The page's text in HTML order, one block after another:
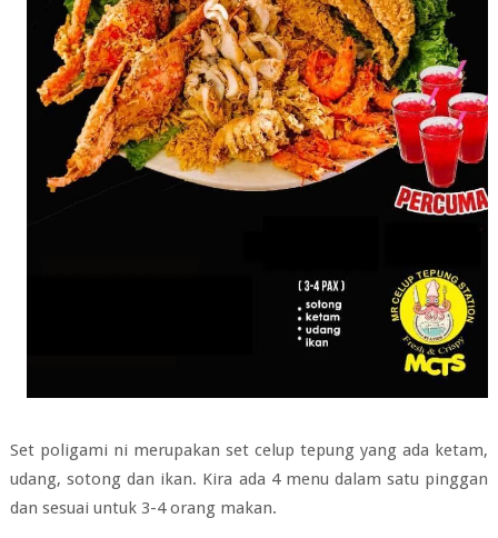
Set poligami ni merupakan set celup tepung yang ada ketam,
udang, sotong dan ikan. Kira ada 4 menu dalam satu pinggan
dan sesuai untuk 3-4 orang makan.